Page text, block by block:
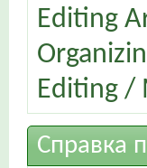
Editing
Editing /
Справка